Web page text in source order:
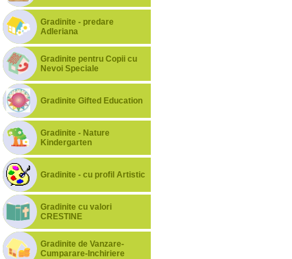
Gradinite - predare
Adleriana
Gradinite pentru Copii cu
Nevoi Speciale
Gradinite Gifted Education
Gradinite - Nature
Kindergarten
Gradinite - cu profil Artistic
Gradinite cu valori
CRESTINE
Gradinite de Vanzare-
Cumparare-Inchiriere